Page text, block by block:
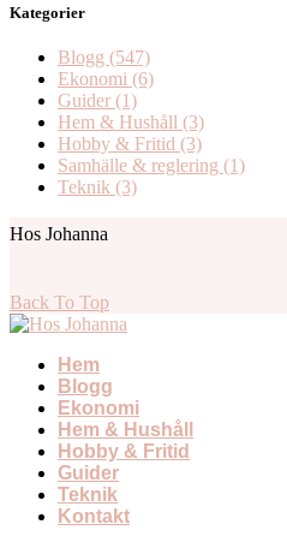
Kategorier
Blogg (547)
Ekonomi (6)
Guider (1)
Hem & Hushåll (3)
Hobby & Fritid (3)
Samhälle & reglering (1)
Teknik (3)
Hos Johanna
Back To Top
Hem
Blogg
Ekonomi
Hem & Hushåll
Hobby & Fritid
Guider
Teknik
Kontakt